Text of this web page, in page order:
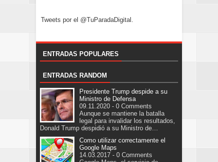
Tweets por el @TuParadaDigital.
ENTRADAS POPULARES
ENTRADAS RANDOM
Presidente Trump despide a su
Ministro de Defensa
09.11.2020 - 0 Comments
Aunque se mantiene la batalla
legal para invalidar los resultados,
Donald Trump despidió a su Ministro de…
Como utilizar correctamente el
Google Maps
14.03.2017 - 0 Comments